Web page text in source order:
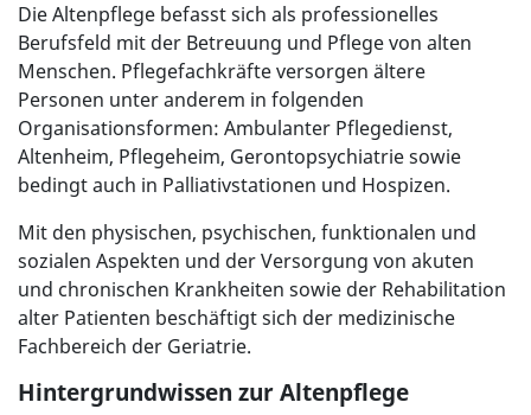
Die Altenpflege befasst sich als professionelles
Berufsfeld mit der Betreuung und Pflege von alten
Menschen. Pflegefachkräfte versorgen ältere
Personen unter anderem in folgenden
Organisationsformen: Ambulanter Pflegedienst,
Altenheim, Pflegeheim, Gerontopsychiatrie sowie
bedingt auch in Palliativstationen und Hospizen.
Mit den physischen, psychischen, funktionalen und
sozialen Aspekten und der Versorgung von akuten
und chronischen Krankheiten sowie der Rehabilitation
alter Patienten beschäftigt sich der medizinische
Fachbereich der Geriatrie.
Hintergrundwissen zur Altenpflege